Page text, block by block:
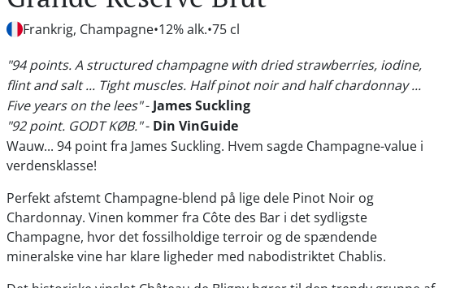
Frankrig, Champagne 12% alk. 75 cl
"94 points. A structured champagne with dried strawberries, iodine,
flint and salt ... Tight muscles. Half pinot noir and half chardonnay ...
Five years on the lees"- James Suckling
"92 point. GODT KØB."- Din VinGuide
Wauw... 94 point fra James Suckling. Hvem sagde Champagne-value i
verdensklasse!
Perfekt afstemt Champagne-blend på lige dele Pinot Noir og
Chardonnay. Vinen kommer fra Côte des Bar i det sydligste
Champagne, hvor det fossilholdige terroir og de spændende
mineralske vine har klare ligheder med nabodistriktet Chablis.